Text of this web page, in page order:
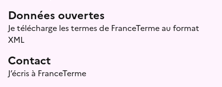
Données ouvertes
Je télécharge les termes de FranceTerme au format
XML
Contact
J’écris à FranceTerme